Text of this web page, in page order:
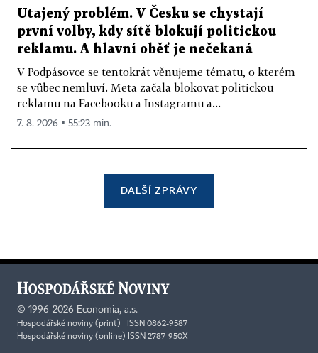
Utajený problém. V Česku se chystají
první volby, kdy sítě blokují politickou
reklamu. A hlavní oběť je nečekaná
V Podpásovce se tentokrát věnujeme tématu, o kterém
se vůbec nemluví. Meta začala blokovat politickou
reklamu na Facebooku a Instagramu a...
7. 8. 2026 ▪ 55:23 min.
DALŠÍ ZPRÁVY
© 1996-2026 Economia, a.s.
Hospodářské noviny (print) ISSN 0862-9587
Hospodářské noviny (online) ISSN 2787-950X